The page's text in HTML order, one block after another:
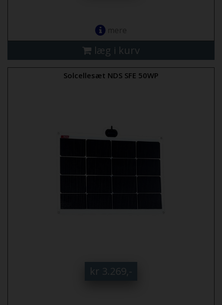
mere
læg i kurv
Solcellesæt NDS SFE 50WP
kr 3.269,-